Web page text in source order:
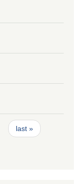
last »